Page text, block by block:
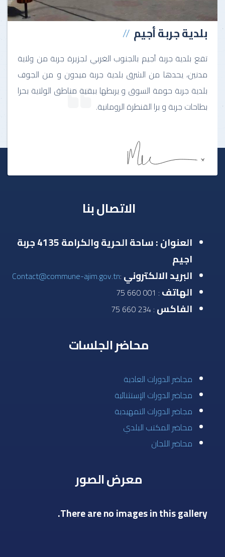
بلدية جربة أجيم
تقع بلدية جربة آجيم بالجنوب الغربي لجزيرة جربة من ولاية
مدنين، يحدها من الشرق بلدية جربة ميدون و من الجوف
بلدية جربة حومة السوق و يربطها ببقية مناطق الولاية بحرا
بطاحات جربة و برا القنطرة الرومانية.
الاتصال بنا
العنوان : ساحة الحرية والكرامة 4135 جربة
اجيم
البريد الالكتروني :
Contact@commune-ajim.gov.tn
الهاتف : 001 660 75
الفاكس : 234 660 75
محاضر الجلسات
مجاضر الدورات العادية
مجاضر الدورات الإستثنائية
مجاضر الدورات التمهيدية
محاضر المكتب البلدي
محاضر اللجان
معرض الصور
There are no images in this gallery.